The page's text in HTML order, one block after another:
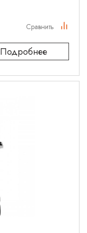
Подробнее
Сравнить